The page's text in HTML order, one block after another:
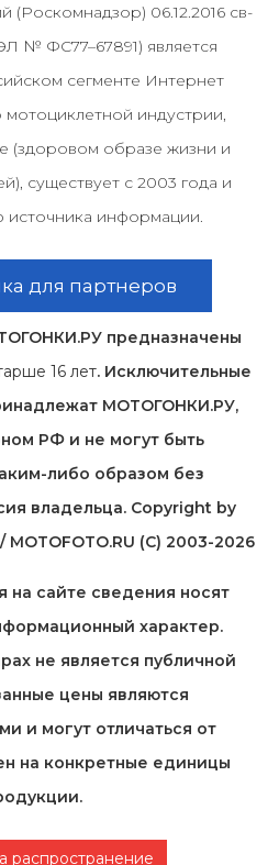
(Роскомнадзор) 06.12.2016 св-
№ ФС77–67891) является
сегменте Интернет
индустрии,
(здоровом образе жизни и
существует с 2003 года и
источника информации.
для партнеров
предназначены
16 лет. Исключительные
МОТОГОНКИ.РУ,
РФ и не могут быть
либо образом без
владельца. Copyright by
MOTOFOTO.RU (C) 2003-2026
cайте сведения носят
характер.
не является публичной
цены являются
и могут отличаться от
на конкретные единицы
распространение